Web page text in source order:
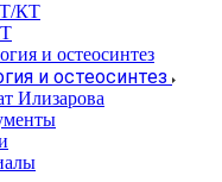
КТ
и остеосинтез
Илизарова